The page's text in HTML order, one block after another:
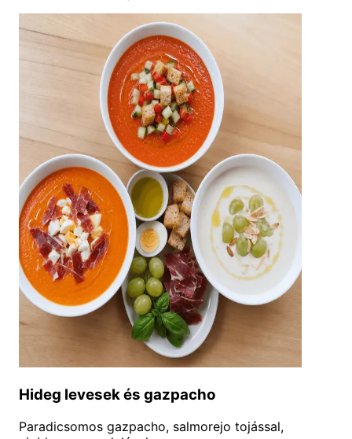
Hideg levesek és gazpacho
Paradicsomos gazpacho, salmorejo tojással,